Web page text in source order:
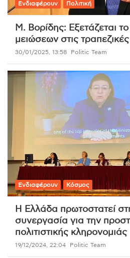
Ενδιαφέρουν Πολιτική
Μ. Βορίδης: Εξετάζεται
μειώσεων στις
30/01/2025, 13:58 Politic Team
Ενδιαφέρουν Κόσμος
Η Ελλάδα πρωτοστατεί
συνεργασία για την
πολιτιστικής κληρονομιάς
19/12/2024, 22:04 Politic Team